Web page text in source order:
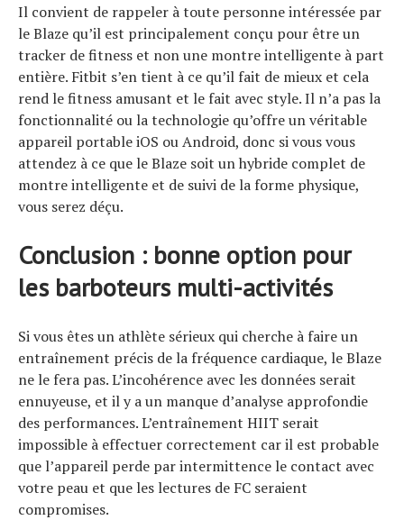
Il convient de rappeler à toute personne intéressée par
le Blaze qu’il est principalement conçu pour être un
tracker de fitness et non une montre intelligente à part
entière. Fitbit s’en tient à ce qu’il fait de mieux et cela
rend le fitness amusant et le fait avec style. Il n’a pas la
fonctionnalité ou la technologie qu’offre un véritable
appareil portable iOS ou Android, donc si vous vous
attendez à ce que le Blaze soit un hybride complet de
montre intelligente et de suivi de la forme physique,
vous serez déçu.
Conclusion : bonne option pour
les barboteurs multi-activités
Si vous êtes un athlète sérieux qui cherche à faire un
entraînement précis de la fréquence cardiaque, le Blaze
ne le fera pas. L’incohérence avec les données serait
ennuyeuse, et il y a un manque d’analyse approfondie
des performances. L’entraînement HIIT serait
impossible à effectuer correctement car il est probable
que l’appareil perde par intermittence le contact avec
votre peau et que les lectures de FC seraient
compromises.